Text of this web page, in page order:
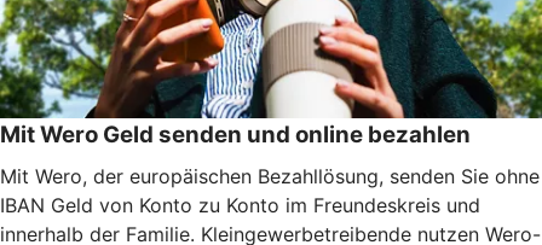
Mit Wero Geld senden und online bezahlen
Mit Wero, der europäischen Bezahllösung, senden Sie ohne
IBAN Geld von Konto zu Konto im Freundeskreis und
innerhalb der Familie. Kleingewerbetreibende nutzen Wero-